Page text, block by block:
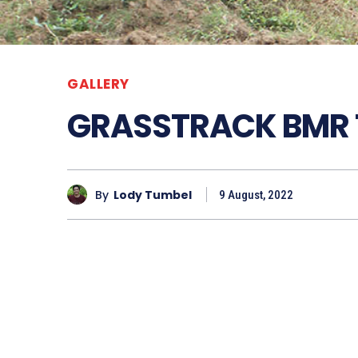
GALLERY
GRASSTRACK
By Lody Tumbel 9 August, 2022